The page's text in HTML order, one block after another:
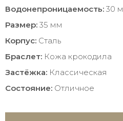
Водонепроницаемость: 30 м
Размер: 35 мм
Корпус: Сталь
Браслет: Кожа крокодила
Застёжка: Классическая
Состояние: Отличное